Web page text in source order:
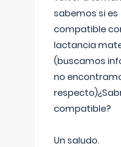
sabemos si es
compatible
lactancia
(buscamos
no
compatible?
Un saludo.